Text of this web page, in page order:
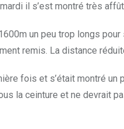
il s’est montré très
un peu trop longs
remis. La distance
fois et s’était montré
la ceinture et ne devrait